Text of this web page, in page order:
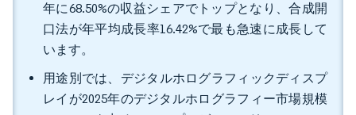
年に68.50%の収益シェアでトップとなり、合成開
口法が年平均成長率16.42%で最も急速に成長して
います。
用途別では、デジタルホログラフィックディスプ
レイが2025年のデジタルホログラフィー市場規模